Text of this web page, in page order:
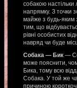
собакою
напрямку. З точки
майже з будь-яким
тим, що
рівні особистих
навряд чи буде
Собака — Бик —
може пояснити,
Бика, тому всю
Собака. У той же
причиною